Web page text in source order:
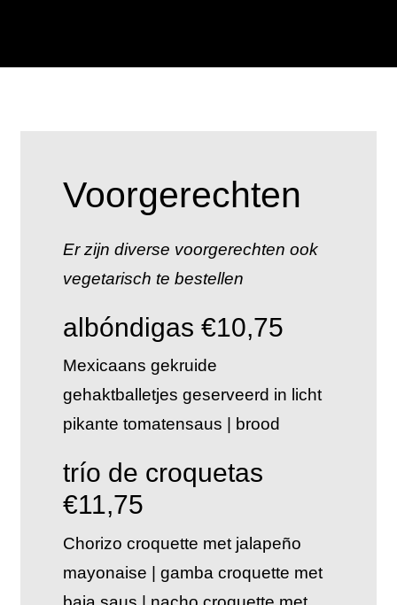
Voorgerechten
Er zijn diverse voorgerechten ook
vegetarisch te bestellen
albóndigas €10,75
Mexicaans gekruide
gehaktballetjes geserveerd in licht
pikante tomatensaus | brood
trío de croquetas
€11,75
Chorizo croquette met jalapeño
mayonaise | gamba croquette met